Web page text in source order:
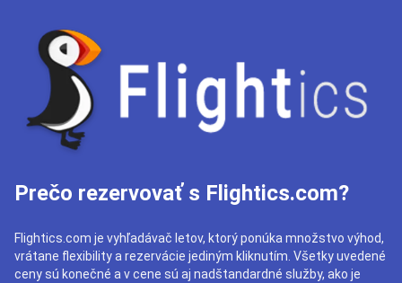
Prečo rezervovať s Flightics.com?
Flightics.com je vyhľadávač letov, ktorý ponúka množstvo výhod,
vrátane flexibility a rezervácie jediným kliknutím. Všetky uvedené
ceny sú konečné a v cene sú aj nadštandardné služby, ako je